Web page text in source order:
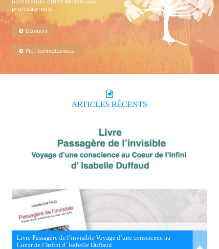
professionnels.
Découvrir
Pro : Connectez-vous !
ARTICLES RÉCENTS
Livre Passagère de l’invisible Voyage d’une conscience au
Coeur de l’Infini d’ Isabelle Duffaud